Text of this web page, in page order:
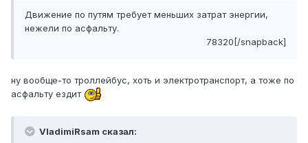
Движение по путям требует меньших затрат энергии,
нежели по асфальту.
78320[/snapback]
ну вообще-то троллейбус, хоть и электротранспорт, а тоже по
асфальту ездит
VladimiRsam сказал: